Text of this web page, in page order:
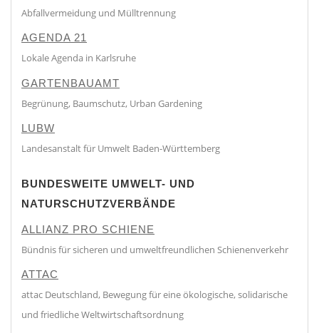
Abfallvermeidung und Mülltrennung
AGENDA 21
Lokale Agenda in Karlsruhe
GARTENBAUAMT
Begrünung, Baumschutz, Urban Gardening
LUBW
Landesanstalt für Umwelt Baden-Württemberg
BUNDESWEITE UMWELT- UND
NATURSCHUTZVERBÄNDE
ALLIANZ PRO SCHIENE
Bündnis für sicheren und umweltfreundlichen Schienenverkehr
ATTAC
attac Deutschland, Bewegung für eine ökologische, solidarische
und friedliche Weltwirtschaftsordnung